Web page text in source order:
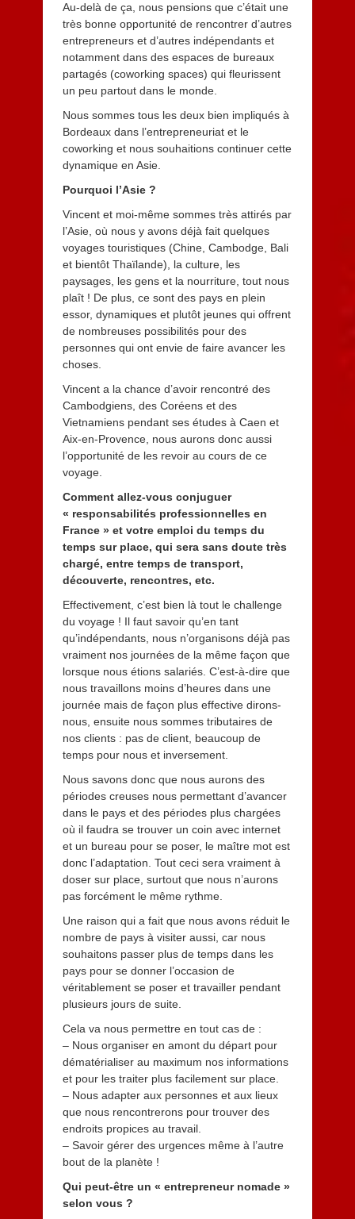
Au-delà de ça, nous pensions que c’était une
très bonne opportunité de rencontrer d’autres
entrepreneurs et d’autres indépendants et
notamment dans des espaces de bureaux
partagés (coworking spaces) qui fleurissent
un peu partout dans le monde.
Nous sommes tous les deux bien impliqués à
Bordeaux dans l’entrepreneuriat et le
coworking et nous souhaitions continuer cette
dynamique en Asie.
Pourquoi l’Asie ?
Vincent et moi-même sommes très attirés par
l’Asie, où nous y avons déjà fait quelques
voyages touristiques (Chine, Cambodge, Bali
et bientôt Thaïlande), la culture, les
paysages, les gens et la nourriture, tout nous
plaît ! De plus, ce sont des pays en plein
essor, dynamiques et plutôt jeunes qui offrent
de nombreuses possibilités pour des
personnes qui ont envie de faire avancer les
choses.
Vincent a la chance d’avoir rencontré des
Cambodgiens, des Coréens et des
Vietnamiens pendant ses études à Caen et
Aix-en-Provence, nous aurons donc aussi
l’opportunité de les revoir au cours de ce
voyage.
Comment allez-vous conjuguer
« responsabilités professionnelles en
France » et votre emploi du temps du
temps sur place, qui sera sans doute très
chargé, entre temps de transport,
découverte, rencontres, etc.
Effectivement, c’est bien là tout le challenge
du voyage ! Il faut savoir qu’en tant
qu’indépendants, nous n’organisons déjà pas
vraiment nos journées de la même façon que
lorsque nous étions salariés. C’est-à-dire que
nous travaillons moins d’heures dans une
journée mais de façon plus effective dirons-
nous, ensuite nous sommes tributaires de
nos clients : pas de client, beaucoup de
temps pour nous et inversement.
Nous savons donc que nous aurons des
périodes creuses nous permettant d’avancer
dans le pays et des périodes plus chargées
où il faudra se trouver un coin avec internet
et un bureau pour se poser, le maître mot est
donc l’adaptation. Tout ceci sera vraiment à
doser sur place, surtout que nous n’aurons
pas forcément le même rythme.
Une raison qui a fait que nous avons réduit le
nombre de pays à visiter aussi, car nous
souhaitons passer plus de temps dans les
pays pour se donner l’occasion de
véritablement se poser et travailler pendant
plusieurs jours de suite.
Cela va nous permettre en tout cas de :
– Nous organiser en amont du départ pour
dématérialiser au maximum nos informations
et pour les traiter plus facilement sur place.
– Nous adapter aux personnes et aux lieux
que nous rencontrerons pour trouver des
endroits propices au travail.
– Savoir gérer des urgences même à l’autre
bout de la planète !
Qui peut-être un « entrepreneur nomade »
selon vous ?